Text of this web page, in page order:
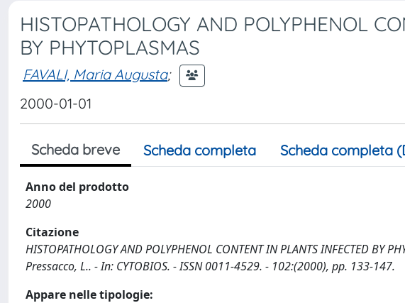
HISTOPATHOLOGY AND POLYPHENOL
BY PHYTOPLASMAS
FAVALI, Maria Augusta;
2000-01-01
Scheda breve Scheda completa Scheda completa
Anno del prodotto
2000
Citazione
HISTOPATHOLOGY AND POLYPHENOL CONTENT IN PLANTS INFECTED BY
Pressacco, L.. - In: CYTOBIOS. - ISSN 0011-4529. - 102:(2000), pp. 133-147.
Appare nelle tipologie: